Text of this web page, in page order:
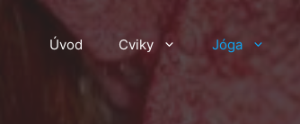
Úvod Cviky Jóga